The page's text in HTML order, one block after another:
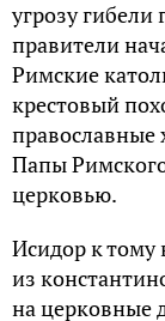
угрозу гибели
правители
Римские
крестовый
православные
Папы
церковью.
Исидор к
из
на церковные